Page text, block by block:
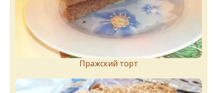
Пражский торт